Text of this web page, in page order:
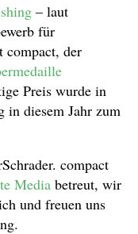
– laut
für
compact, der
Preis wurde in
in diesem Jahr zum
compact
Media betreut, wir
und freuen uns